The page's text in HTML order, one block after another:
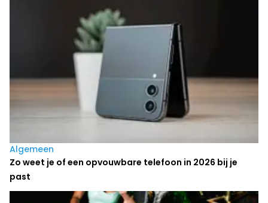
Algemeen
Zo weet je of een opvouwbare telefoon in 2026 bij je
past